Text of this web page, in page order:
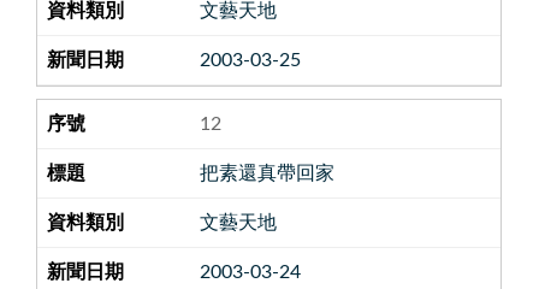
文藝天地
2003-03-25
12
把素還真帶回家
文藝天地
2003-03-24